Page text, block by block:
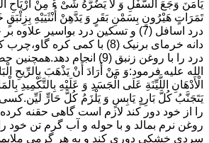
یَأْمَنَ وَجَعَ السُّفْلِ وَ لَا یَضُرَّهُ شَیْ ءٌ مِنْ أَرْیَاحِ
تَمَرَاتٍ هَیْرُونٍ بِسَمْنِ بَقَرٍ وَ یَدَّهِنْ أُنْثَیَیْهِ بِزِئْبَقٍ
درد اسافل (7) و تسکین درد بواسیر
دانه خرمای برنیک (8) با کمی
درد را با روغن زنبق (9) انجام
الله علیه فرمود:وَ مَنْ أَرَادَ أَنْ یَذْهَبَ بِالرِّیحِ
الْأَدْهَانِ اللَّیِّنَةِ عَلَى الْجَسَدِ وَ عَلَیْهِ بِالتَّکْمِیدِ
یَتَجَنَّبُ کُلَّ بَارِدٍ یَابِسٍ وَ یَلْزَمُ کُلَّ حَارٍّ
روغن نرم بمالد و با حوله و آب گرم تن خود